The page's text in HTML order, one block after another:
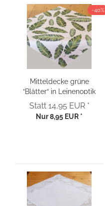
-40%
Mitteldecke grüne
“Blätter“ in Leinenoptik
- 85x85
Statt 14,95 EUR *
Nur 8,95 EUR *